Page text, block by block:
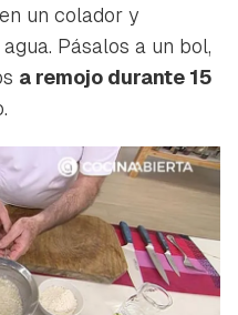
CANCELAR
un colador y
Pásalos a un bol,
a remojo durante 15